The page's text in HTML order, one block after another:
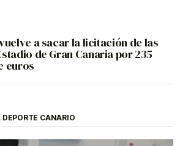
a sacar la licitación de las
de Gran Canaria por 235
euros
CANARIO